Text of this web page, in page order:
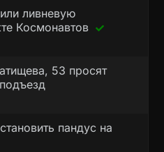
ливневую
Космонавтов
53 просят
пандус на